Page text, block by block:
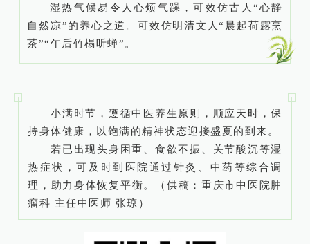
湿热气候易令人心烦气躁，可效仿古人“心静
自然凉”的养心之道。可效仿明清文人“晨起荷露烹
茶”“午后竹榻听蝉”。
小满时节，遵循中医养生原则，顺应天时，保
持身体健康，以饱满的精神状态迎接盛夏的到来。
若已出现头身困重、食欲不振、关节酸沉等湿
热症状，可及时到医院通过针灸、中药等综合调
理，助力身体恢复平衡。（供稿：重庆市中医院肿
瘤科 主任中医师 张琼）